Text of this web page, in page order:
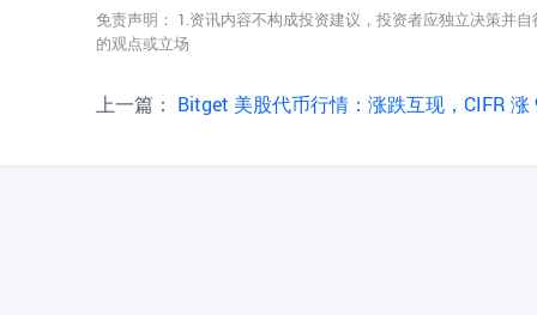
免责声明： 1.资讯内容不构成投资建议，投资者应独立决策并
的观点或立场
上一篇： Bitget 美股代币行情：涨跌互现，CIFR 涨 9.43%，MARA 跌